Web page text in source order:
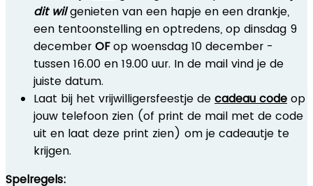
dit wilgenieten van een hapje en een drankje,
een tentoonstelling en optredens, op dinsdag 9
december OFop woensdag 10 december -
tussen 16.00 en 19.00 uur. In de mail vind je de
juiste datum.
Laat bij het vrijwilligersfeestje de cadeau code op
jouw telefoon zien (of print de mail met de code
uit en laat deze print zien) om je cadeautje te
krijgen.
Spelregels: